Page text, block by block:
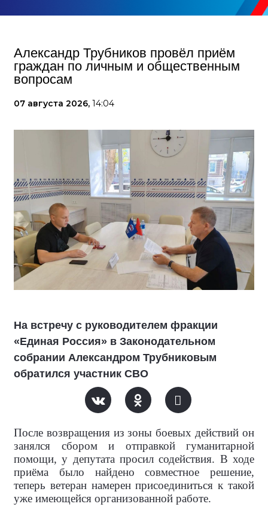
Александр Трубников провёл приём
граждан по личным и общественным
вопросам
07 августа 2026, 14:04
На встречу с руководителем фракции
«Единая Россия» в Законодательном
собрании Александром Трубниковым
обратился участник СВО
После возвращения из зоны боевых действий он
занялся сбором и отправкой гуманитарной
помощи, у депутата просил содействия. В ходе
приёма было найдено совместное решение,
теперь ветеран намерен присоединиться к такой
уже имеющейся организованной работе.